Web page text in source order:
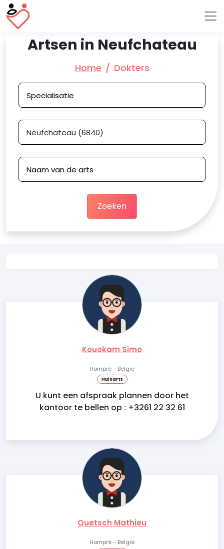
Artsen in Neufchateau
Home Dokters
Zoeken
Kouokam Simo
Hompré - België
Huisarts
U kunt een afspraak plannen door het
kantoor te bellen op : +3261 22 32 61
Quetsch Mathieu
Hompré - België